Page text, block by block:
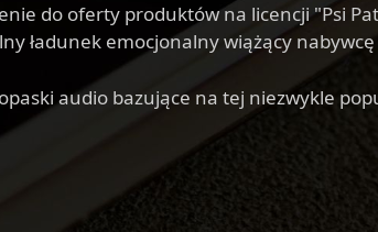
do oferty produktów na licencji "Psi
ładunek emocjonalny wiążący
audio bazujące na tej niezwykle